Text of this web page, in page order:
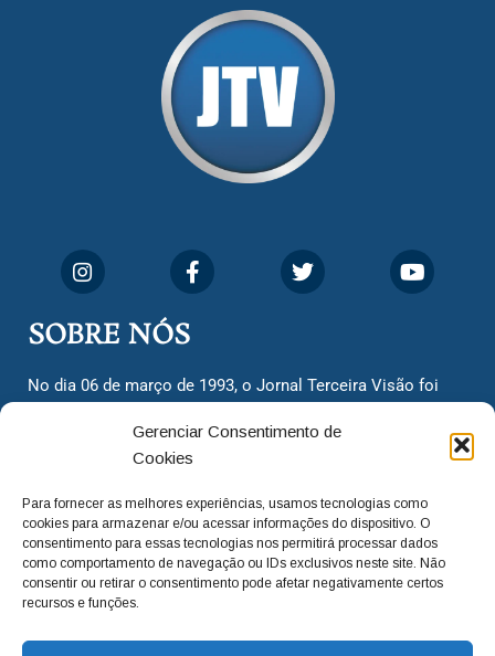
Gerenciar Consentimento de
Cookies
Para fornecer as melhores experiências, usamos tecnologias como
cookies para armazenar e/ou acessar informações do dispositivo. O
consentimento para essas tecnologias nos permitirá processar dados
como comportamento de navegação ou IDs exclusivos neste site. Não
consentir ou retirar o consentimento pode afetar negativamente certos
recursos e funções.
SOBRE NÓS
No dia 06 de março de 1993, o Jornal Terceira Visão foi
cidadãos valinhenses, já que naquela época só existiam
dois jornais. Há mais de 30 anos, o jornal continua
com o foco de trazer as melhores notícias. Nunca
deixamos de lado as necessidades do cidadão, sempre
questionando os órgãos públicos em busca de melhorias
para a cidade e sempre cobrando resoluções para casos